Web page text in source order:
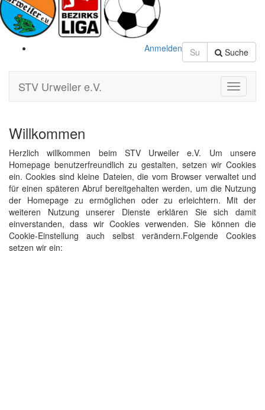
Suche
Anmelden
Toggle
STV Urweiler e.V.
Willkommen
Herzlich willkommen beim STV Urweiler e.V. Um unsere
Homepage benutzerfreundlich zu gestalten, setzen wir Cookies
ein. Cookies sind kleine Dateien, die vom Browser verwaltet und
für einen späteren Abruf bereitgehalten werden, um die Nutzung
der Homepage zu ermöglichen oder zu erleichtern. Mit der
weiteren Nutzung unserer Dienste erklären Sie sich damit
einverstanden, dass wir Cookies verwenden. Sie können die
Cookie-Einstellung auch selbst verändern.Folgende Cookies
setzen wir ein: